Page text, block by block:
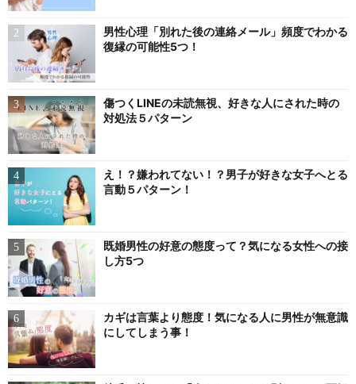
男性心理「別れた後の連絡メール」頻度でわかる
復縁の可能性5つ！
傷つくLINEの未読無視、好きな人にされた時の
対処法５パターン
え！？嫌われてない！？男子が好きな女子へとる
言動５パターン！
既婚男性の好意の態度って？気になる女性への接
し方5つ
カギは言葉より態度！気になる人に男性が無意識
にしてしまう事！